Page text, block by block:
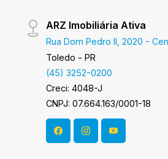
ARZ Imobiliária Ativa
Rua Dom Pedro II, 2020 -
Toledo - PR
(45) 3252-0200
Creci: 4048-J
CNPJ: 07.664.163/0001-18